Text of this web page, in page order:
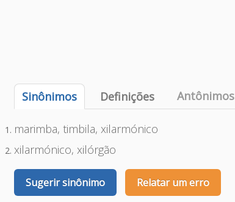
Sinônimos Definições Antônimos
marimba, timbila, xilarmónico
xilarmónico, xilórgão
Sugerir sinônimo Relatar um erro